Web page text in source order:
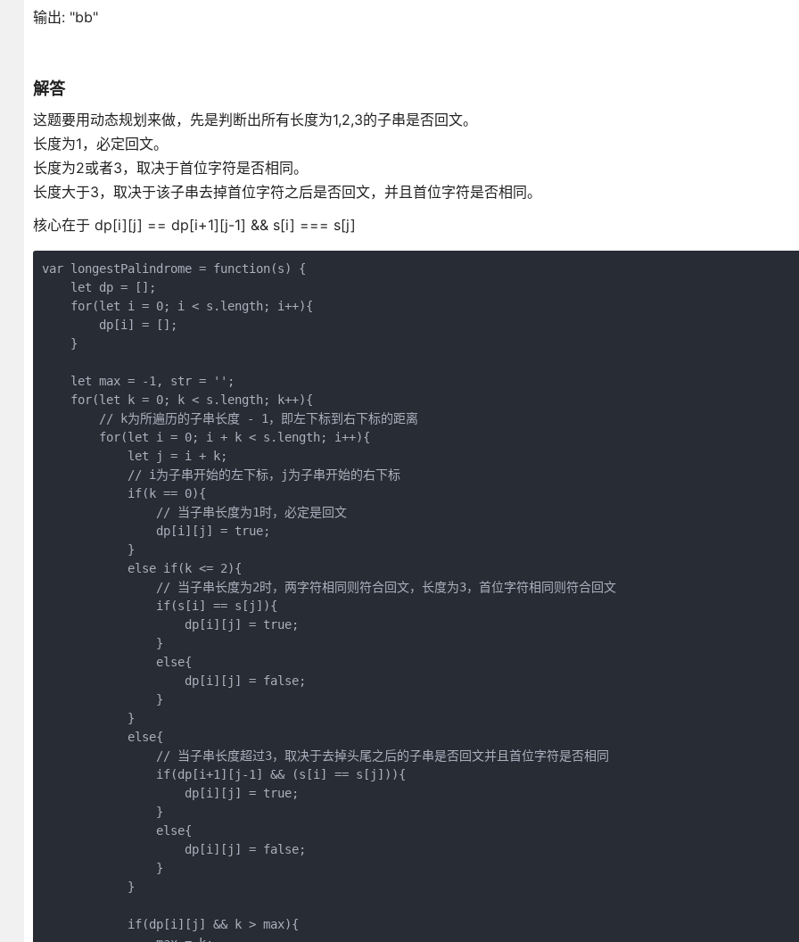
输出: "bb"
解答
这题要用动态规划来做，先是判断出所有长度为1,2,3的子串是否回文。
长度为1，必定回文。
长度为2或者3，取决于首位字符是否相同。
长度大于3，取决于该子串去掉首位字符之后是否回文，并且首位字符是否相同。
核心在于 dp[i][j] == dp[i+1][j-1] && s[i] === s[j]
var longestPalindrome = function(s) {
    let dp = [];
    for(let i = 0; i < s.length; i++){
        dp[i] = [];
    }
    let max = -1, str = '';
    for(let k = 0; k < s.length; k++){
        // k为所遍历的子串长度 - 1，即左下标到右下标的距离
        for(let i = 0; i + k < s.length; i++){
            let j = i + k;
            // i为子串开始的左下标，j为子串开始的右下标
            if(k == 0){
                // 当子串长度为1时，必定是回文
                dp[i][j] = true;
            }
            else if(k <= 2){
                // 当子串长度为2时，两字符相同则符合回文，长度为3，首位字符相同则符合回文
                if(s[i] == s[j]){
                    dp[i][j] = true;
                }
                else{
                    dp[i][j] = false;
                }
            }
            else{
                // 当子串长度超过3，取决于去掉头尾之后的子串是否回文并且首位字符是否相同
                if(dp[i+1][j-1] && (s[i] == s[j])){
                    dp[i][j] = true;
                }
                else{
                    dp[i][j] = false;
                }
            }
            if(dp[i][j] && k > max){